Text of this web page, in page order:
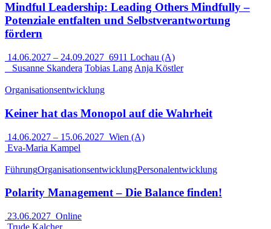
Mindful Leadership: Leading Others Mindfully –
Potenziale entfalten und Selbstverantwortung
fördern
14.06.2027 – 24.09.2027 6911 Lochau (A)
Susanne Skandera Tobias Lang Anja Köstler
Organisationsentwicklung
Keiner hat das Monopol auf die Wahrheit
14.06.2027 – 15.06.2027 Wien (A)
Eva-Maria Kampel
FührungOrganisationsentwicklungPersonalentwicklung
Polarity Management – Die Balance finden!
23.06.2027 Online
Trude Kalcher